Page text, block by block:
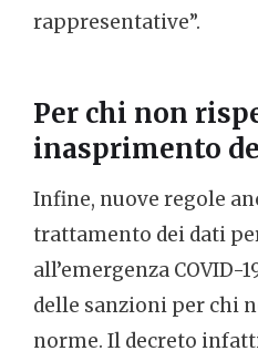
rappresentative”.
Per chi non
inasprimento
Infine, nuove regole
trattamento dei dati
all’emergenza COVID-
delle sanzioni per chi
norme. Il decreto